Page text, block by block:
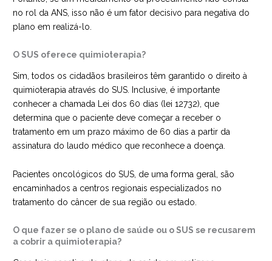
no rol da ANS, isso não é um fator decisivo para negativa do
plano em realizá-lo.
O SUS oferece quimioterapia?
Sim, todos os cidadãos brasileiros têm garantido o direito à
quimioterapia através do SUS. Inclusive, é importante
conhecer a chamada Lei dos 60 dias (lei 12732), que
determina que o paciente deve começar a receber o
tratamento em um prazo máximo de 60 dias a partir da
assinatura do laudo médico que reconhece a doença.
Pacientes oncológicos do SUS, de uma forma geral, são
encaminhados a centros regionais especializados no
tratamento do câncer de sua região ou estado.
O que fazer se o plano de saúde ou o SUS se recusarem
a cobrir a quimioterapia?